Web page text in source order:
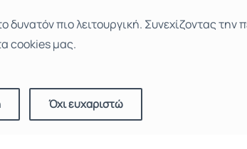
πιο λειτουργική. Συνεχίζοντας
cookies μας.
Όχι ευχαριστώ